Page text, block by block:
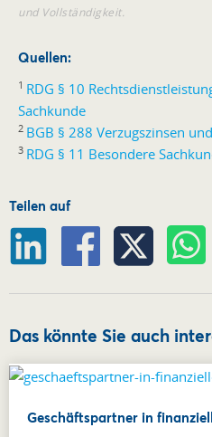
und Vollständigkeit.
Quellen:
1 RDG § 10
Sachkunde
2 BGB § 288 Verzugszinsen
3 RDG § 11 Besondere
Teilen auf
Das könnte Sie auch
Geschäftspartner in